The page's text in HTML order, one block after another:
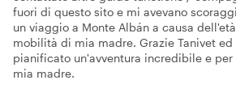
fuori di questo sito e mi avevano
un viaggio a Monte Albán a causa
mobilità di mia madre. Grazie Tanivet ed
pianificato un'avventura incredibile e per
mia madre.